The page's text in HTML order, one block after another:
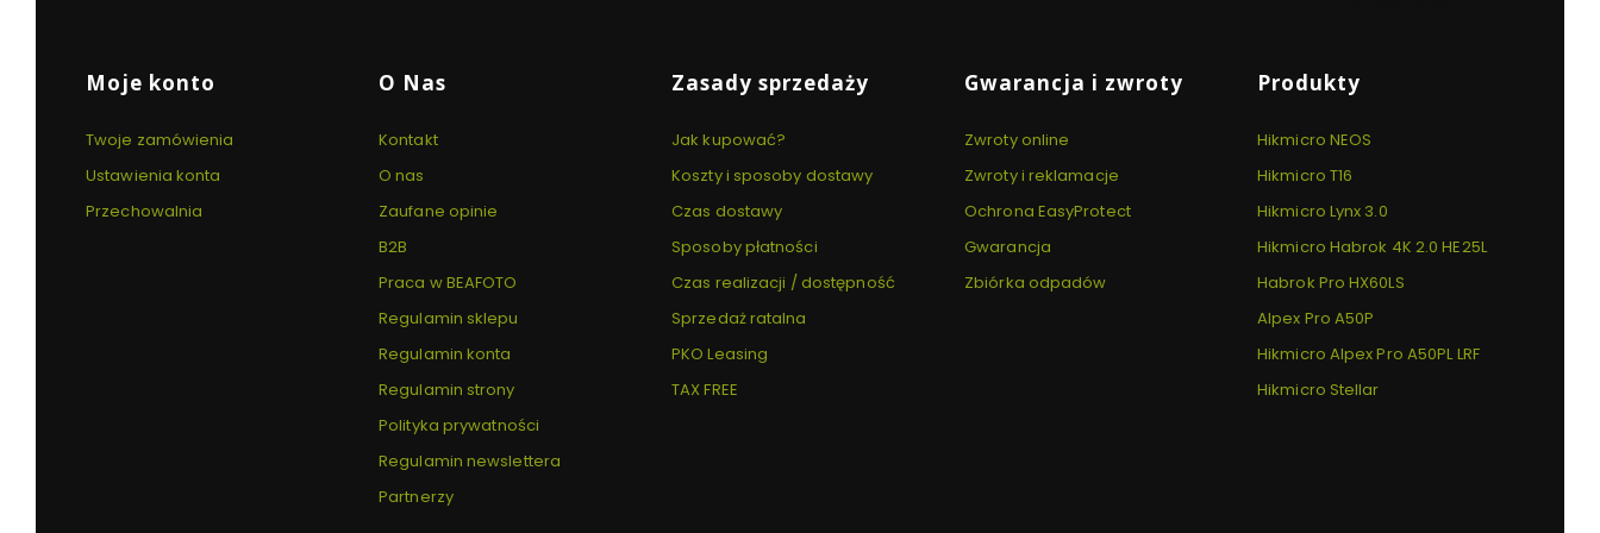
Linki w stopce
Moje konto
Twoje zamówienia
Ustawienia konta
Przechowalnia
O Nas
Kontakt
O nas
Zaufane opinie
B2B
Praca w BEAFOTO
Regulamin sklepu
Regulamin konta
Regulamin strony
Polityka prywatności
Regulamin newslettera
Partnerzy
Zasady sprzedaży
Jak kupować?
Koszty i sposoby dostawy
Czas dostawy
Sposoby płatności
Czas realizacji / dostępność
Sprzedaż ratalna
PKO Leasing
TAX FREE
Gwarancja i zwroty
Zwroty online
Zwroty i reklamacje
Ochrona EasyProtect
Gwarancja
Zbiórka odpadów
Produkty
Hikmicro NEOS
Hikmicro T16
Hikmicro Lynx 3.0
Hikmicro Habrok 4K 2.0 HE25L
Habrok Pro HX60LS
Alpex Pro A50P
Hikmicro Alpex Pro A50PL LRF
Hikmicro Stellar